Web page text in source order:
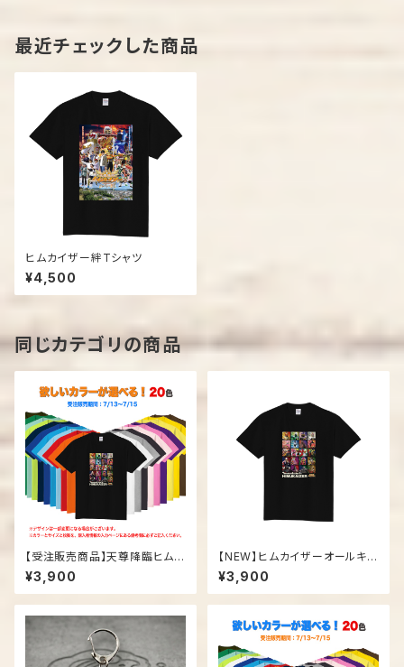
最近チェックした商品
ヒムカイザー絆Tシャツ
¥4,500
同じカテゴリの商品
【受注販売商品】天尊降臨ヒムカ
イザー「オールキャラTシャツ」
¥3,900
【NEW】ヒムカイザーオールキャ
ラTシャツ
¥3,900